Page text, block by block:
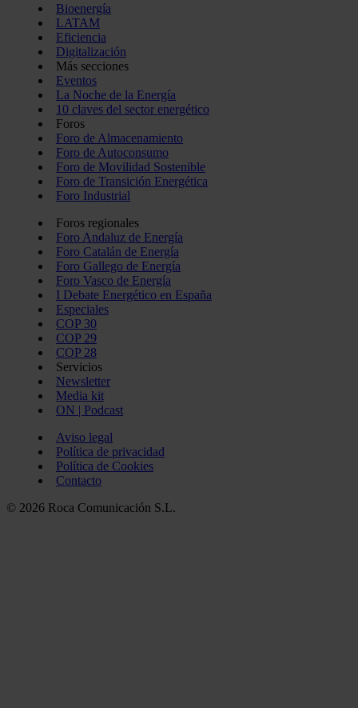
Bioenergía
LATAM
Eficiencia
Digitalización
Más secciones
Eventos
La Noche de la Energía
10 claves del sector energético
Foros
Foro de Almacenamiento
Foro de Autoconsumo
Foro de Movilidad Sostenible
Foro de Transición Energética
Foro Industrial
Foros regionales
Foro Andaluz de Energía
Foro Catalán de Energía
Foro Gallego de Energía
Foro Vasco de Energía
I Debate Energético en España
Especiales
COP 30
COP 29
COP 28
Servicios
Newsletter
Media kit
ON | Podcast
Aviso legal
Política de privacidad
Política de Cookies
Contacto
© 2026 Roca Comunicación S.L.